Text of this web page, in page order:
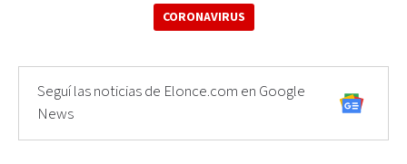
CORONAVIRUS
Seguí las noticias de Elonce.com en Google
News